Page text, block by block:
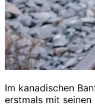
Im kanadischen
erstmals mit